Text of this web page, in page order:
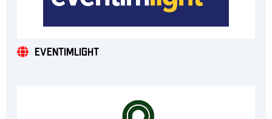
eventimlight